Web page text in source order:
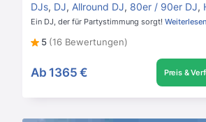
DJs, DJ, Allround DJ, 80er / 90er DJ,
Ein DJ, der für Partystimmung sorgt! Weiterlesen
5 (16 Bewertungen)
Ab 1365 € Preis &